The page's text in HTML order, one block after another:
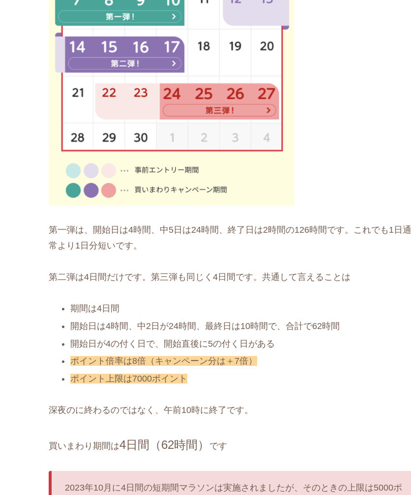
第一弾は、開始日は4時間、中5日は24時間、終了日は2時間の126時間です。これでも1日通
常より1日分短いです。
第二弾は4日間だけです。第三弾も同じく4日間です。共通して言えることは
期間は4日間
開始日は4時間、中2日が24時間、最終日は10時間で、合計で62時間
開始日が4の付く日で、開始直後に5の付く日がある
ポイント倍率は8倍（キャンペーン分は＋7倍）
ポイント上限は7000ポイント
深夜のに終わるのではなく、午前10時に終了です。
買いまわり期間は4日 間 （62時間） です
2023年10月に4日間の短期間マラソンは実施されましたが、そのときの上限は5000ポ